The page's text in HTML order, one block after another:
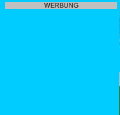
WERBUNG